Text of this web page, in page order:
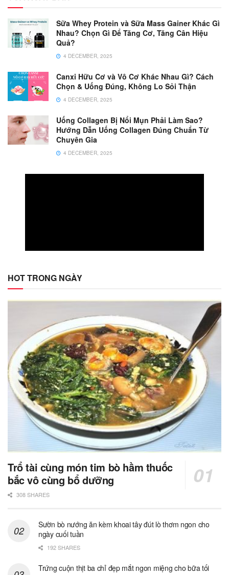
Sữa Whey Protein và Sữa Mass Gainer Khác Gì
Nhau? Chọn Gì Để Tăng Cơ, Tăng Cân Hiệu
Quả?
4 DECEMBER, 2025
Canxi Hữu Cơ và Vô Cơ Khác Nhau Gì? Cách
Chọn & Uống Đúng, Không Lo Sỏi Thận
4 DECEMBER, 2025
Uống Collagen Bị Nổi Mụn Phải Làm Sao?
Hướng Dẫn Uống Collagen Đúng Chuẩn Từ
Chuyên Gia
4 DECEMBER, 2025
HOT TRONG NGÀY
Trổ tài cùng món tim bò hầm thuốc
bắc vô cùng bổ dưỡng
308 SHARES
Sườn bò nướng ăn kèm khoai tây đút lò thơm ngon cho
ngày cuối tuần
192 SHARES
Trứng cuộn thịt ba chỉ đẹp mắt ngon miệng cho bữa tối